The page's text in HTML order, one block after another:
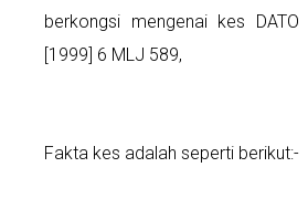
berkongsi mengenai kes
[1999] 6 MLJ 589,
Fakta kes adalah seperti berikut:-